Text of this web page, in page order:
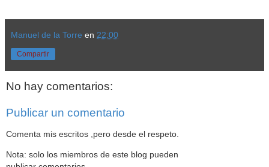
Manuel de la Torre en 22:00
Compartir
No hay comentarios:
Publicar un comentario
Comenta mis escritos ,pero desde el respeto.
Nota: solo los miembros de este blog pueden